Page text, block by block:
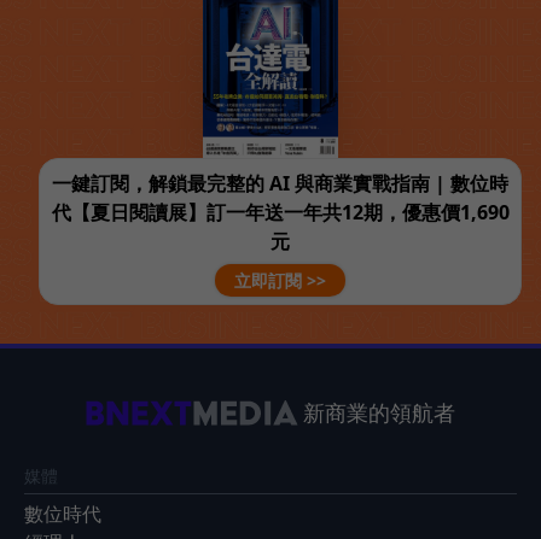
一鍵訂閱，解鎖最完整的 AI 與商業實戰指南 | 數位時
代【夏日閱讀展】訂一年送一年共12期，優惠價1,690
元
立即訂閱 >>
新商業的領航者
媒體
數位時代